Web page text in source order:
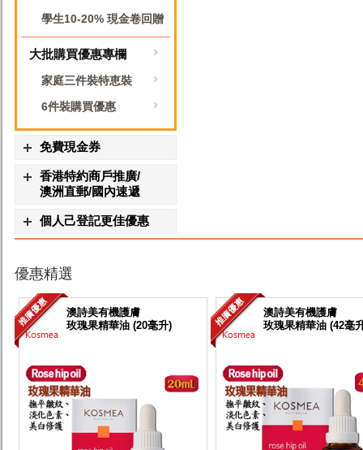
學生10-20% 現金卷回贈
大批購買優惠專欄
家庭三件裝特恵裝
6件裝購買優惠
免費現金券
香港特約商戶推廣/
澳洲直郵/國內速遞
個人己登記更佳優惠
優惠精選
澳詩美有機護膚
玫瑰果精華油 (20毫升)
澳詩美有機護膚
玫瑰果精華油 (42毫